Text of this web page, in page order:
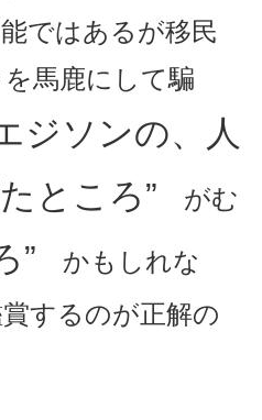
ではあるが移民
馬鹿にして騙
ジソンの、人
ところ” がむ
” かもしれな
するのが正解の